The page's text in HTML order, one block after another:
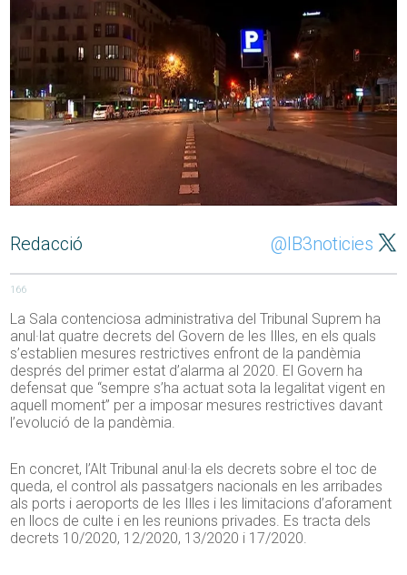
Redacció @IB3noticies
166
La Sala contenciosa administrativa del Tribunal Suprem ha
anul·lat quatre decrets del Govern de les Illes, en els quals
s’establien mesures restrictives enfront de la pandèmia
després del primer estat d’alarma al 2020. El Govern ha
defensat que “sempre s’ha actuat sota la legalitat vigent en
aquell moment” per a imposar mesures restrictives davant
l’evolució de la pandèmia.
En concret, l’Alt Tribunal anul·la els decrets sobre el toc de
queda, el control als passatgers nacionals en les arribades
als ports i aeroports de les Illes i les limitacions d’aforament
en llocs de culte i en les reunions privades. Es tracta dels
decrets 10/2020, 12/2020, 13/2020 i 17/2020.